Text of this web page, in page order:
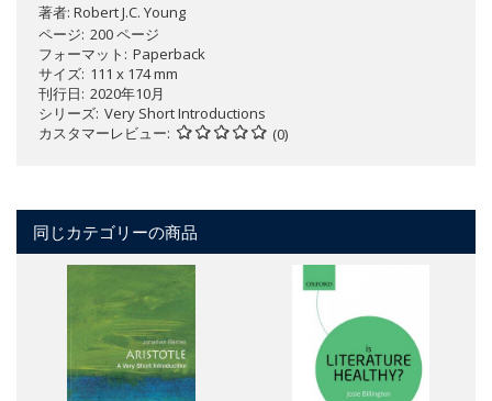
著者: Robert J.C. Young
ページ 200 ページ
フォーマット
Paperback
サイズ 111 x 174 mm
刊行日 2020年10月
シリーズ Very Short Introductions
カスタマーレビュー
(0)
同じカテゴリーの商品